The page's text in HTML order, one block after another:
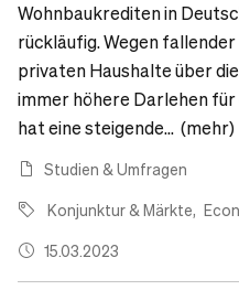
Wohnbaukrediten in
rückläufig. Wegen
privaten Haushalte über
immer höhere Darlehen für
hat eine steigende... (mehr)
Studien & Umfragen
Konjunktur & Märkte
15.03.2023